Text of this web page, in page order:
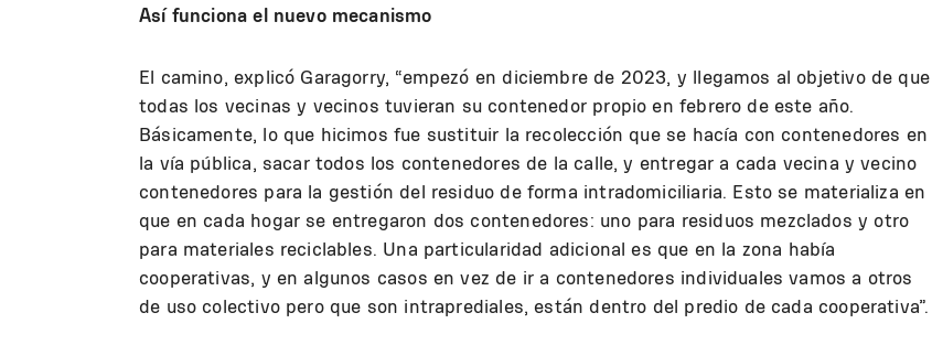
Así funciona el nuevo mecanismo
El camino, explicó Garagorry, “empezó en diciembre de 2023, y llegamos al objetivo de que
todas los vecinas y vecinos tuvieran su contenedor propio en febrero de este año.
Básicamente, lo que hicimos fue sustituir la recolección que se hacía con contenedores en
la vía pública, sacar todos los contenedores de la calle, y entregar a cada vecina y vecino
contenedores para la gestión del residuo de forma intradomiciliaria. Esto se materializa en
que en cada hogar se entregaron dos contenedores: uno para residuos mezclados y otro
para materiales reciclables. Una particularidad adicional es que en la zona había
cooperativas, y en algunos casos en vez de ir a contenedores individuales vamos a otros
de uso colectivo pero que son intraprediales, están dentro del predio de cada cooperativa”.